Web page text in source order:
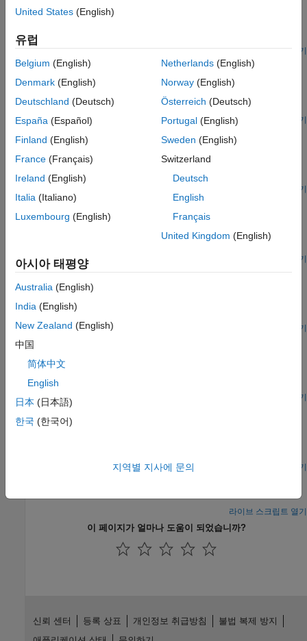
hardware using processor-in-the loop (PIL) workflow.
라이브 스크립트 열기
Deep Learning Prediction with ARM Compute Using
Generate code for deep learning networks, targeting an ARM
processor.
라이브 스크립트 열기
Raspberry Pi
Use the MobileNet-V2 network for object prediction on external
hardware.
라이브 스크립트 열기
Code Generation for Semantic Segmentation Application
on ARM Neon Targets That Uses U-Net
Generate a static library that performs image segmentation by
라이브 스크립트 열기
Generate Code for TensorFlow Lite (TFLite) Model and
Deploy on Raspberry Pi
Generate code that uses a TensorFlow™ Lite model for
라이브 스크립트 열기
Deploy Classification Application Using Mobilenet-V3
TensorFlow Lite Model on Host and Raspberry Pi
uses TensorFlow Lite model.
라이브 스크립트 열기
Deploy Semantic Segmentation Application Using
TensorFlow Lite Model on Host and Raspberry Pi
라이브 스크립트 열기
라이브 스크립트 열기
이 페이지가 얼마나 도움이 되었습니까?
United States (English)
유럽
Belgium (English)
Denmark (English)
Deutschland (Deutsch)
España (Español)
Finland (English)
France (Français)
Ireland (English)
Italia (Italiano)
Luxembourg (English)
Netherlands(English)
Norway(English)
Österreich (Deutsch)
Portugal(English)
Sweden (English)
Switzerland
Deutsch
English
Français
United Kingdom (English)
아시아 태평양
Australia (English)
India (English)
New Zealand (English)
中国
简体中文
English
日本 (日本語)
한국 (한국어)
지역별 지사에 문의
신뢰 센터 등록 상표 개인정보 취급방침
불법 복제 방지